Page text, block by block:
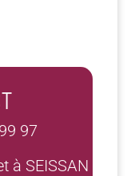
97
à SEISSAN